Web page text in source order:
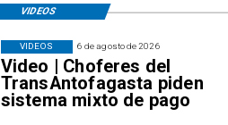
6 de agosto de 2026
Video | Choferes del
TransAntofagasta piden
sistema mixto de pago
VIDEOS
VIDEOS